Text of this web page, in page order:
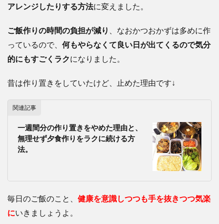
アレンジしたりする方法に変えました。
ご飯作りの時間の負担が減り
、なおかつおかずは多めに作
っているので、 何もやらなくて良い日が出てくるので気分
的にもすごくラクになりました。
昔は作り置きをしていたけど、止めた理由です↓
関連記事
一週間分の作り置きをやめた理由と、
無理せず夕食作りをラクに続ける方
法。
毎日のご飯のこと、 健康を意識しつつも手を抜きつつ気楽
にいきましょうよ。